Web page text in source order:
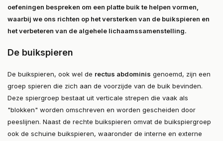
oefeningen bespreken om een platte buik te helpen vormen,
waarbij we ons richten op het versterken van de buikspieren en
het verbeteren van de algehele lichaamssamenstelling.
De buikspieren
De buikspieren, ook wel de rectus abdominis genoemd, zijn een
groep spieren die zich aan de voorzijde van de buik bevinden.
Deze spiergroep bestaat uit verticale strepen die vaak als
"blokken" worden omschreven en worden gescheiden door
peeslijnen. Naast de rechte buikspieren omvat de buikspiergroep
ook de schuine buikspieren, waaronder de interne en externe